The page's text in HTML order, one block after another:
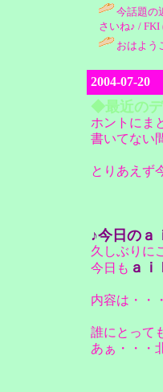
今話題の
さいね♪ / FKI
おはよう
2004-07-20
◆最近の
ホントにま
書いてない
とりあえず
♪今日のａ
久しぶりに
今日も ａｉ
内容は・・
誰にとって
あぁ・・・